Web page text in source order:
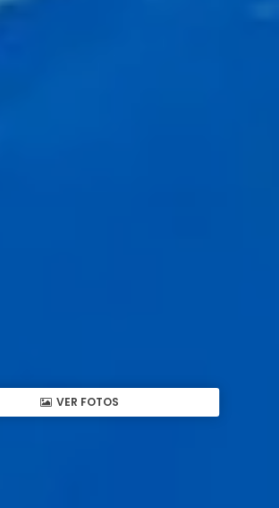
VER FOTOS